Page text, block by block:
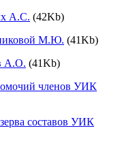
А.С. (42Kb)
М.Ю. (41Kb)
А.О. (41Kb)
членов УИК
составов УИК